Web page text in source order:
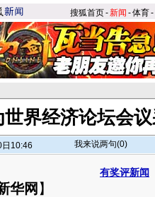
搜狐首页-新闻 -体育-
世界经济论坛会
10:46 我来说两句(0)
有奖评新闻
华网 】